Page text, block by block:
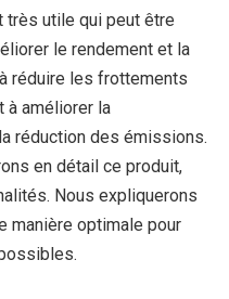
très utile qui peut être
le rendement et la
réduire les frottements
à améliorer la
réduction des émissions.
en détail ce produit,
Nous expliquerons
manière optimale pour